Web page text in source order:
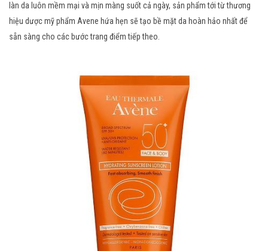
làn da luôn mềm mại và mịn màng suốt cả ngày, sản phẩm tới từ thương
hiệu dược mỹ phẩm Avene hứa hẹn sẽ tạo bề mặt da hoàn hảo nhất để
sẵn sàng cho các bước trang điểm tiếp theo.